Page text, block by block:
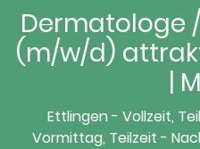
Dermatologe
(m/w/d)
|
Ettlingen - Vollzeit,
Vormittag, Teilzeit -